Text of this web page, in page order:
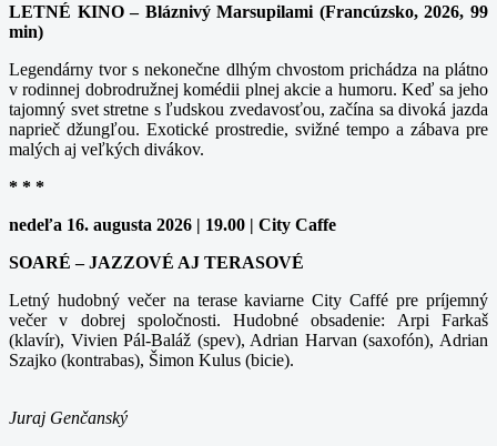
LETNÉ KINO – Bláznivý Marsupilami (Francúzsko, 2026, 99
min)
Legendárny tvor s nekonečne dlhým chvostom prichádza na plátno
v rodinnej dobrodružnej komédii plnej akcie a humoru. Keď sa jeho
tajomný svet stretne s ľudskou zvedavosťou, začína sa divoká jazda
naprieč džungľou. Exotické prostredie, svižné tempo a zábava pre
malých aj veľkých divákov.
* * *
nedeľa 16. augusta 2026 | 19.00 | City Caffe
SOARÉ – JAZZOVÉ AJ TERASOVÉ
Letný hudobný večer na terase kaviarne City Caffé pre príjemný
večer v dobrej spoločnosti. Hudobné obsadenie: Arpi Farkaš
(klavír), Vivien Pál-Baláž (spev), Adrian Harvan (saxofón), Adrian
Szajko (kontrabas), Šimon Kulus (bicie).
Juraj Genčanský